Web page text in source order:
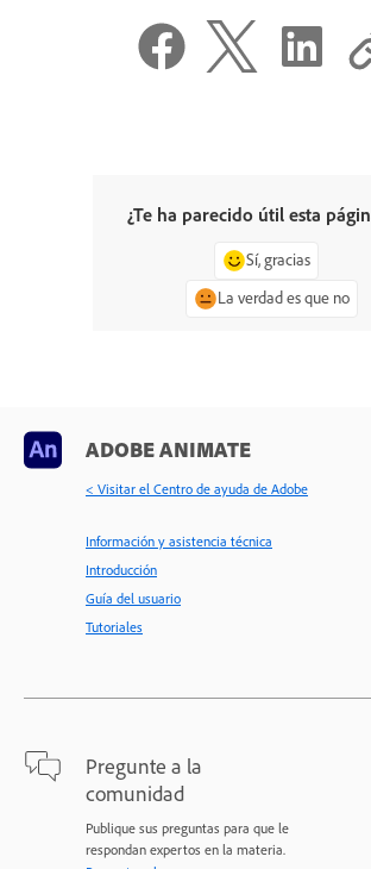
¿Te ha parecido útil esta
Sí, gracias
La verdad es que no
ADOBE ANIMATE
< Visitar el Centro de ayuda de Adobe
Información y asistencia técnica
Introducción
Guía del usuario
Tutoriales
Pregunte a la
comunidad
Publique sus preguntas para que le
respondan expertos en la materia.